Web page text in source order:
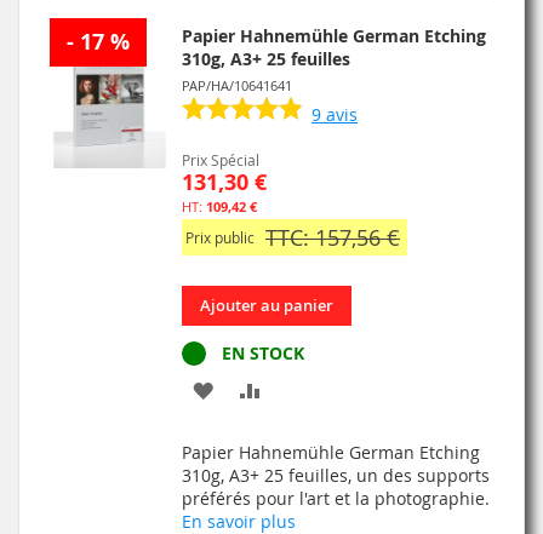
- 17 %
Papier Hahnemühle German Etching
310g, A3+ 25 feuilles
PAP/HA/10641641
9 avis
Prix Spécial
131,30 €
109,42 €
Prix public TTC: 157,56 €
Ajouter au panier
EN STOCK
AJOUTER
MA
LISTE
COMPARATEUR
Papier Hahnemühle German Etching
310g, A3+ 25 feuilles, un des supports
préférés pour l'art et la photographie.
En savoir plus